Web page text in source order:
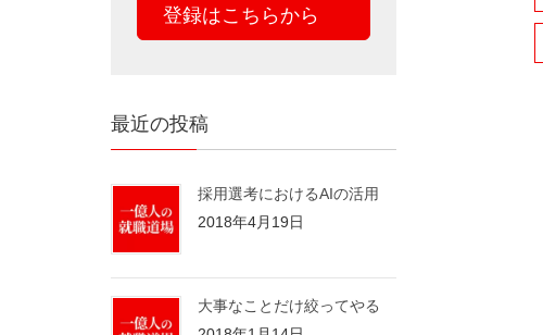
登録はこちらから
最近の投稿
採用選考におけるAIの活用
2018年4月19日
大事なことだけ絞ってやる